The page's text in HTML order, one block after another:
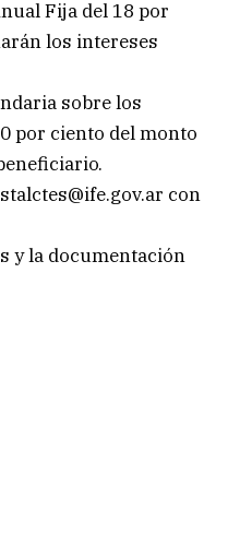
Fija del 18 por
los intereses
sobre los
por ciento del monto
con
y la documentación